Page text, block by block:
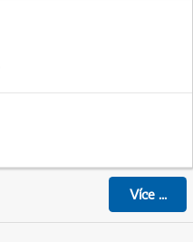
Více...